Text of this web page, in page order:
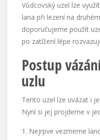
Vůdcovský uzel lze
lana při lezení na
doporučujeme použít
po zatížení lépe
Postup
uzlu
Tento uzel lze uvázat i
Nyní si jej projdeme v
1. Nejrpve vezmeme